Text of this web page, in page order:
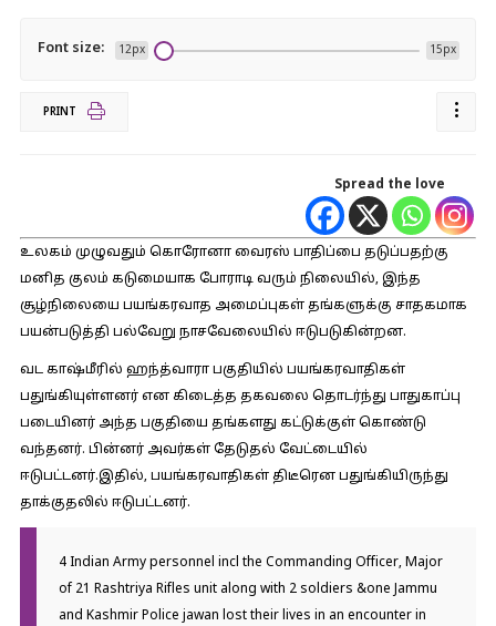
Font size: 12px 15px
PRINT
Spread the love
உலகம் முழுவதும் கொரோனா வைரஸ் பாதிப்பை தடுப்பதற்கு
மனித குலம் கடுமையாக போராடி வரும் நிலையில், இந்த
சூழ்நிலையை பயங்கரவாத அமைப்புகள் தங்களுக்கு சாதகமாக
பயன்படுத்தி பல்வேறு நாசவேலையில் ஈடுபடுகின்றன.
வட காஷ்மீரில் ஹந்த்வாரா பகுதியில் பயங்கரவாதிகள்
பதுங்கியுள்ளனர் என கிடைத்த தகவலை தொடர்ந்து பாதுகாப்பு
படையினர் அந்த பகுதியை தங்களது கட்டுக்குள் கொண்டு
வந்தனர். பின்னர் அவர்கள் தேடுதல் வேட்டையில்
ஈடுபட்டனர்.இதில், பயங்கரவாதிகள் திடீரென பதுங்கியிருந்து
தாக்குதலில் ஈடுபட்டனர்.
4 Indian Army personnel incl the Commanding Officer, Major
of 21 Rashtriya Rifles unit along with 2 soldiers &one Jammu
and Kashmir Police jawan lost their lives in an encounter in